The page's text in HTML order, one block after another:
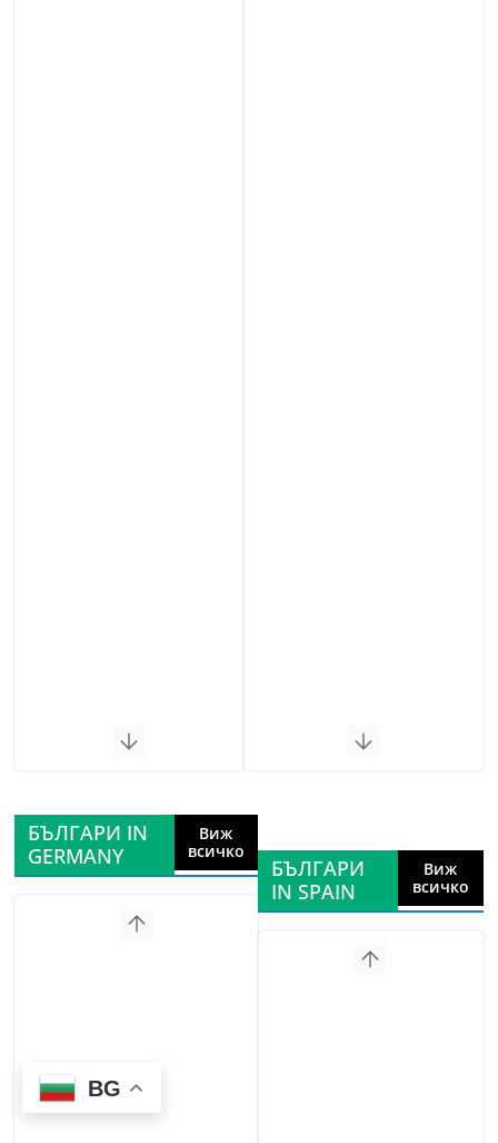
БЪЛГАРИ IN
GERMANY
Виж
всичко
БЪЛГАРИ
IN SPAIN
Виж
всичко
BG